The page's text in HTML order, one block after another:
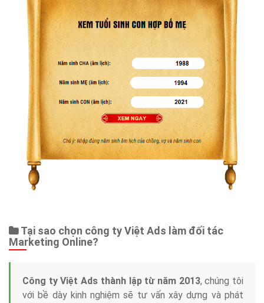
Tại sao chọn công ty Việt Ads làm đối tác
Marketing Online?
Công ty Việt Ads thành lập từ năm 2013, chúng tôi
với bề dày kinh nghiệm sẽ tư vấn xây dựng và phát